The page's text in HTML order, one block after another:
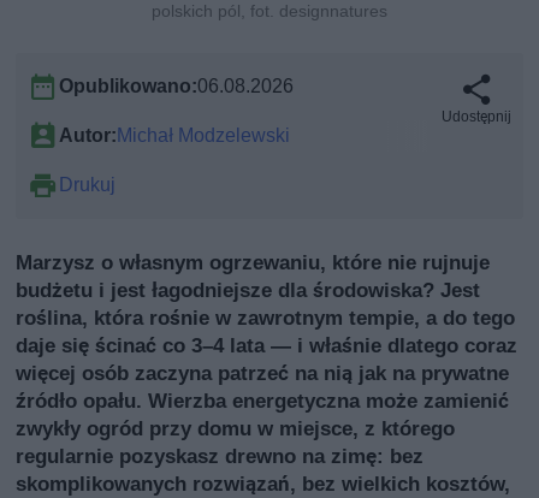
polskich pól, fot. designnatures
Opublikowano:06.08.2026
Autor: Michał Modzelewski
Drukuj
Udostępnij
Marzysz o własnym ogrzewaniu, które nie rujnuje
budżetu i jest łagodniejsze dla środowiska? Jest
roślina, która rośnie w zawrotnym tempie, a do tego
daje się ścinać co 3–4 lata — i właśnie dlatego coraz
więcej osób zaczyna patrzeć na nią jak na prywatne
źródło opału. Wierzba energetyczna może zamienić
zwykły ogród przy domu w miejsce, z którego
regularnie pozyskasz drewno na zimę: bez
skomplikowanych rozwiązań, bez wielkich kosztów,